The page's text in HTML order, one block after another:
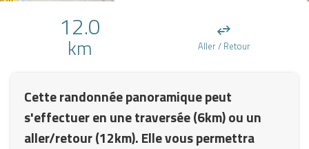
12.0
km Aller / Retour
Cette randonnée panoramique peut
s'effectuer en une traversée (6km) ou un
aller/retour (12km). Elle vous permettra